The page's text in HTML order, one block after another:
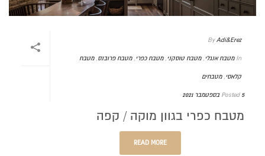
By Adi&Erez
In מטבח אנגלי,מטבח טוסקני,מטבח כפרי,מטבח פרובנס,מטבח
קלאסי,מטבחים
Posted 5 בספטמבר 2021
מטבח כפרי בגוון מוקה / קפה
READ MORE